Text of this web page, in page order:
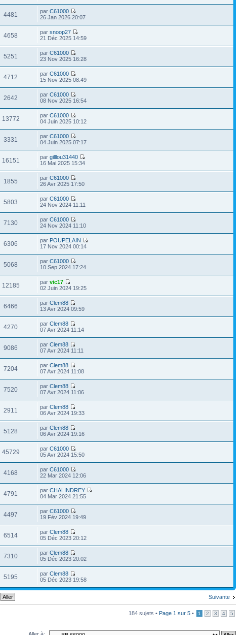
4481 parC61000
26 Jan 2026 20:07
4658 parsnoop27
21 Déc 2025 14:59
5251 parC61000
23 Nov 2025 16:28
4712 parC61000
15 Nov 2025 08:49
2642 parC61000
08 Nov 2025 16:54
13772 parC61000
04 Juin 2025 10:12
3331 parC61000
04 Juin 2025 07:17
16151 pargilllou31440
16 Mai 2025 15:34
1855 parC61000
26 Avr 2025 17:50
5803 parC61000
24 Nov 2024 11:11
7130 parC61000
24 Nov 2024 11:10
6306 par POUPELAIN
17 Nov 2024 00:14
5068 parC61000
10 Sep 2024 17:24
12185 parvic17
02 Juin 2024 19:25
6466 parClem88
13 Avr 2024 09:59
4270 parClem88
07 Avr 2024 11:14
9086 parClem88
07 Avr 2024 11:11
7204 parClem88
07 Avr 2024 11:08
7520 parClem88
07 Avr 2024 11:06
2911 parClem88
06 Avr 2024 19:33
5128 parClem88
06 Avr 2024 19:16
45729 parC61000
05 Avr 2024 15:50
4168 parC61000
22 Mar 2024 12:06
4791 parCHALINDREY
04 Mar 2024 21:55
4497 parC61000
19 Fév 2024 19:49
6514 parClem88
05 Déc 2023 20:12
7310 parClem88
05 Déc 2023 20:02
5195 parClem88
05 Déc 2023 19:58
Suivante
184 sujets • Page 1 sur 5 • 1 2 3 4 5